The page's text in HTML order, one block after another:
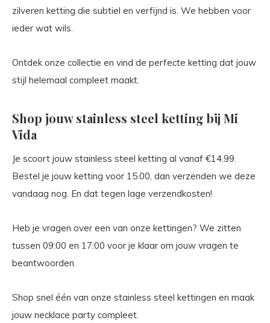
zilveren ketting die subtiel en verfijnd is. We hebben voor
ieder wat wils.
Ontdek onze collectie en vind de perfecte ketting dat jouw
stijl helemaal compleet maakt.
Shop jouw stainless steel ketting bij Mi
Vida
Je scoort jouw stainless steel ketting al vanaf €14.99.
Bestel je jouw ketting voor 15.00, dan verzenden we deze
vandaag nog. En dat tegen lage verzendkosten!
Heb je vragen over een van onze kettingen? We zitten
tussen 09:00 en 17:00 voor je klaar om jouw vragen te
beantwoorden.
Shop snel één van onze stainless steel kettingen en maak
jouw necklace party compleet.